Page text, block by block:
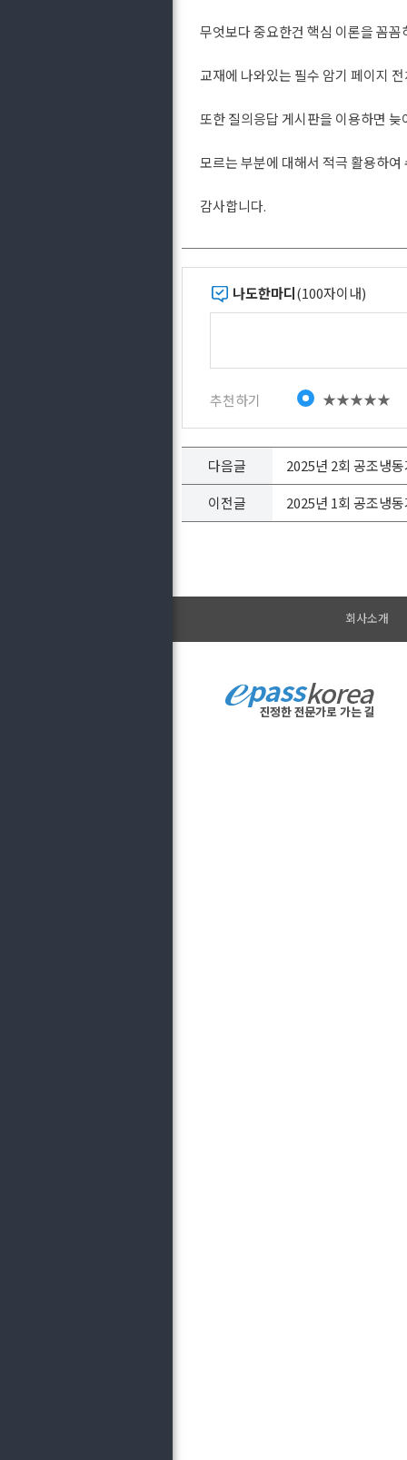
무엇보다 중요한건 핵심 이론을 꼼
교재에 나와있는 필수 암기 페이지
또한 질의응답 게시판을 이용하면
모르는 부분에 대해서 적극 활용하
감사합니다.
나도한마디(100자이내)
추천하기 ★★★★★
다음글
2025년 2회 공조냉
이전글
2025년 1회 공조냉
회사소개